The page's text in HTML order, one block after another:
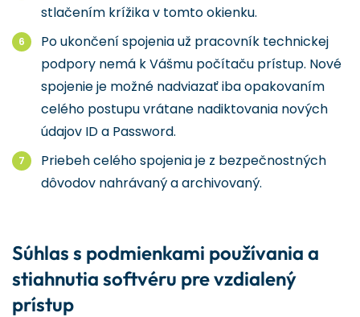
stlačením krížika v tomto okienku.
Po ukončení spojenia už pracovník technickej
podpory nemá k Vášmu počítaču prístup. Nové
spojenie je možné nadviazať iba opakovaním
celého postupu vrátane nadiktovania nových
údajov ID a Password.
Priebeh celého spojenia je z bezpečnostných
dôvodov nahrávaný a archivovaný.
Súhlas s podmienkami používania a
stiahnutia softvéru pre vzdialený
prístup